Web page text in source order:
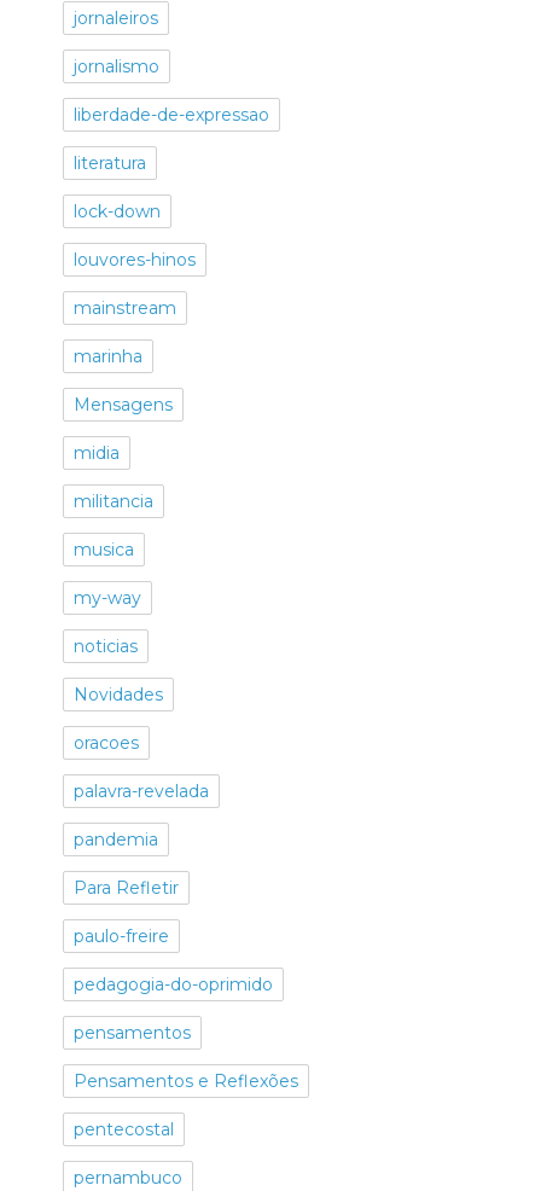
jornaleiros
jornalismo
liberdade-de-expressao
literatura
lock-down
louvores-hinos
mainstream
marinha
Mensagens
midia
militancia
musica
my-way
noticias
Novidades
oracoes
palavra-revelada
pandemia
Para Refletir
paulo-freire
pedagogia-do-oprimido
pensamentos
Pensamentos e Reflexões
pentecostal
pernambuco